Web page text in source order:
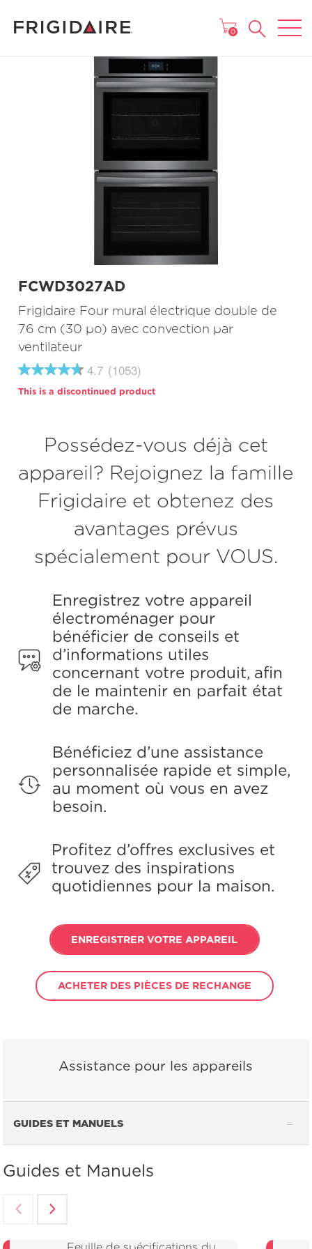
MENU
0
FCWD3027AD
Frigidaire Four mural électrique double de
76 cm (30 po) avec convection par
ventilateur
4.7
étoiles
sur
Read
1053
Reviews.
Lien
page.
4.7 (1053)
This is a discontinued product
Possédez-vous déjà cet
appareil? Rejoignez la famille
Frigidaire et obtenez des
avantages prévus
spécialement pour VOUS.
Enregistrez votre appareil
électroménager pour
bénéficier de conseils et
d’informations utiles
concernant votre produit, afin
de le maintenir en parfait état
de marche.
Bénéficiez d’une assistance
personnalisée rapide et simple,
au moment où vous en avez
besoin.
Profitez d’offres exclusives et
trouvez des inspirations
quotidiennes pour la maison.
ENREGISTRER VOTRE APPAREIL
ACHETER DES PIÈCES DE RECHANGE
Assistance pour les appareils
GUIDES ET MANUELS
Guides et Manuels